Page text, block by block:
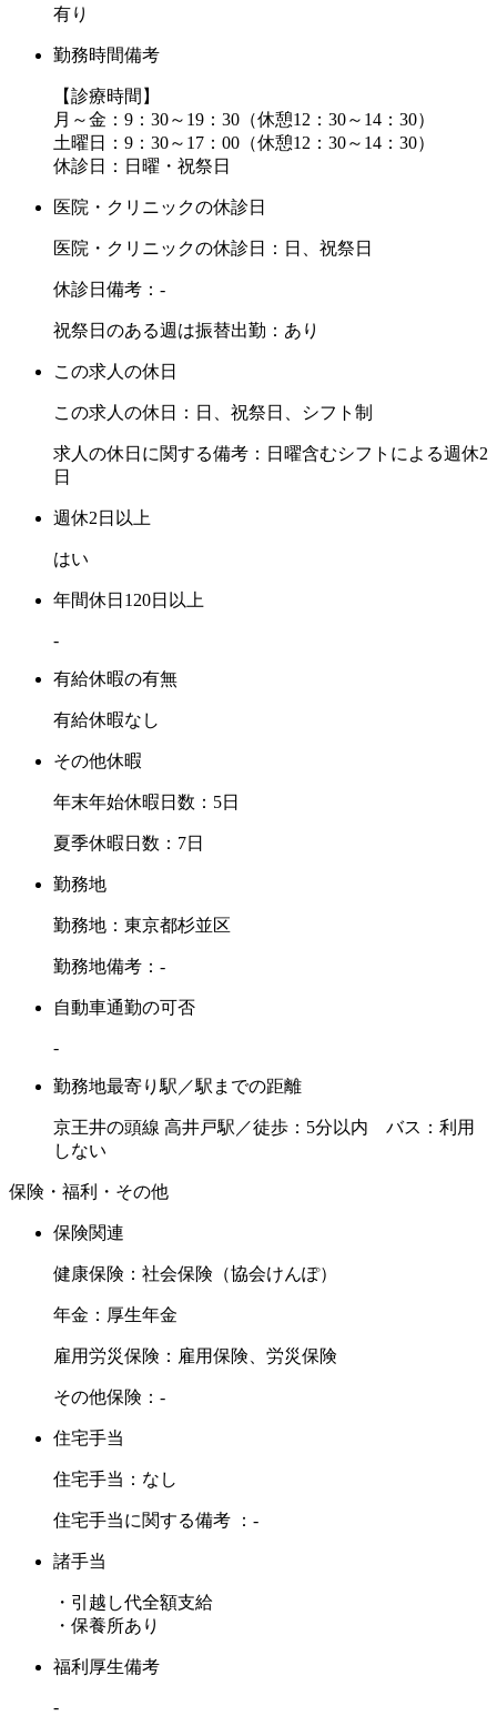
有り
勤務時間備考
【診療時間】
月～金：9：30～19：30（休憩12：30～14：30）
土曜日：9：30～17：00（休憩12：30～14：30）
休診日：日曜・祝祭日
医院・クリニックの休診日
医院・クリニックの休診日：日、祝祭日
休診日備考：-
祝祭日のある週は振替出勤：あり
この求人の休日
この求人の休日：日、祝祭日、シフト制
求人の休日に関する備考：日曜含むシフトによる週休2
日
週休2日以上
はい
年間休日120日以上
-
有給休暇の有無
有給休暇なし
その他休暇
年末年始休暇日数：5日
夏季休暇日数：7日
勤務地
勤務地：東京都杉並区
勤務地備考：-
自動車通勤の可否
-
勤務地最寄り駅／駅までの距離
京王井の頭線 高井戸駅／徒歩：5分以内 バス：利用
しない
保険・福利・その他
保険関連
健康保険：社会保険（協会けんぽ）
年金：厚生年金
雇用労災保険：雇用保険、労災保険
その他保険：-
住宅手当
住宅手当：なし
住宅手当に関する備考 ：-
諸手当
・引越し代全額支給
・保養所あり
福利厚生備考
-